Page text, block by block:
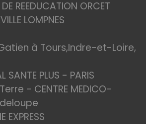
REEDUCATION ORCET
LOMPNES
à Tours,Indre-et-Loire,
SANTE PLUS - PARIS
- CENTRE MEDICO-
EXPRESS